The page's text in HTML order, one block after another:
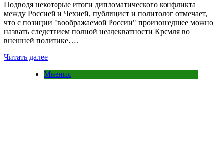
Подводя некоторые итоги дипломатического конфликта
между Россией и Чехией, публицист и политолог отмечает,
что с позиции "воображаемой России" произошедшее можно
назвать следствием полной неадекватности Кремля во
внешней политике….
Читать далее
Мнения